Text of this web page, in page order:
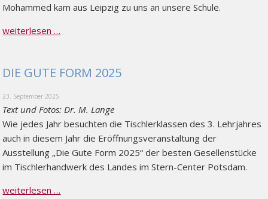
Mohammed kam aus Leipzig zu uns an unsere Schule.
weiterlesen …
DIE GUTE FORM 2025
23. September 2025
Text und Fotos: Dr. M. Lange
Wie jedes Jahr besuchten die Tischlerklassen des 3. Lehrjahres
auch in diesem Jahr die Eröffnungsveranstaltung der
Ausstellung „Die Gute Form 2025“ der besten Gesellenstücke
im Tischlerhandwerk des Landes im Stern-Center Potsdam.
weiterlesen …